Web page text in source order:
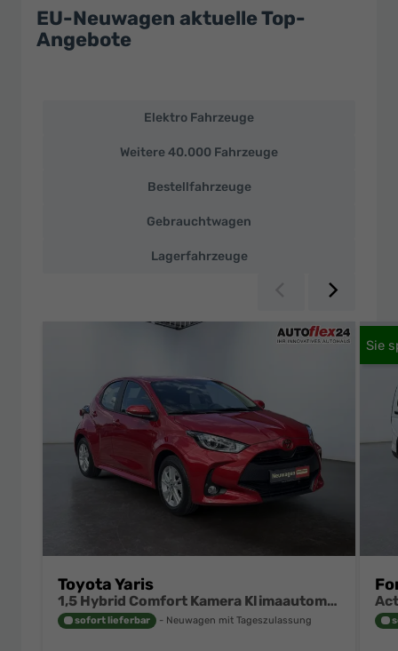
EU-Neuwagen aktuelle Top-
Angebote
Neuwagen
Elektro Fahrzeuge
Weitere 40.000 Fahrzeuge
Bestellfahrzeuge
Gebrauchtwagen
Lagerfahrzeuge
Zurück
Toyota Yaris
1,5 Hybrid Comfort Kamera Klimaautomatik ACC Alu Felgen NSW
sofort lieferbar Neuwagen mit Tageszulassung